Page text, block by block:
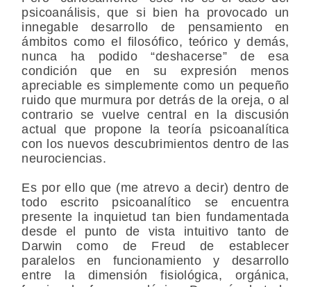
psicoanálisis, que si bien ha provocado un
innegable desarrollo de pensamiento en
ámbitos como el filosófico, teórico y demás,
nunca ha podido “deshacerse” de esa
condición que en su expresión menos
apreciable es simplemente como un pequeño
ruido que murmura por detrás de la oreja, o al
contrario se vuelve central en la discusión
actual que propone la teoría psicoanalítica
con los nuevos descubrimientos dentro de las
neurociencias.
Es por ello que (me atrevo a decir) dentro de
todo escrito psicoanalítico se encuentra
presente la inquietud tan bien fundamentada
desde el punto de vista intuitivo tanto de
Darwin como de Freud de establecer
paralelos en funcionamiento y desarrollo
entre la dimensión fisiológica, orgánica,